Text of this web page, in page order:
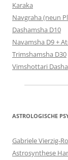
Karaka
Navgraha (neun
Dashamsha D10
Navamsha D9 +
Trimshamsha D30
Vimshottari Dasha
ASTROLOGISCHE
Gabriele Vierzig-
Astrosynthese